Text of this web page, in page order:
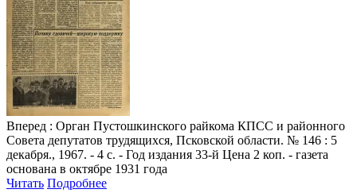
Вперед : Орган Пустошкинского райкома КПСС и районного
Совета депутатов трудящихся, Псковской области. № 146 : 5
декабря., 1967. - 4 с. - Год издания 33-й Цена 2 коп. - газета
основана в октябре 1931 года
Читать Подробнее